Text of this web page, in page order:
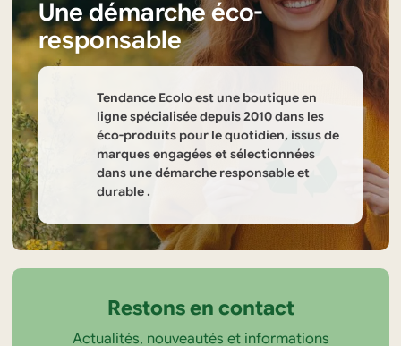
Informations
sur
boutique
Une démarche éco-
responsable
Tendance Ecolo est une boutique en
ligne spécialisée depuis 2010 dans les
éco-produits pour le quotidien, issus de
marques engagées et sélectionnées
dans une démarche responsable et
durable .
Restons en contact
Actualités, nouveautés et informations